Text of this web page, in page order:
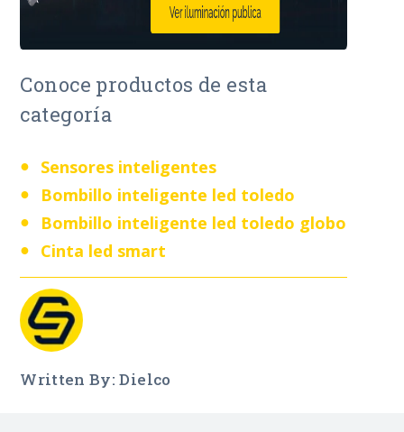
Conoce productos de esta
categoría
Sensores inteligentes
Bombillo inteligente led toledo
Bombillo inteligente led toledo globo
Cinta led smart
Written By: Dielco